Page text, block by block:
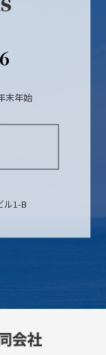
末年始
ル1-B